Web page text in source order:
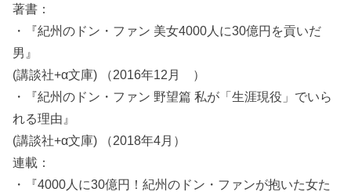
著書：
・『紀州のドン・ファン 美女4000人に30億円を貢いだ
男』
(講談社+α文庫) （2016年12月 ）
・『紀州のドン・ファン 野望篇 私が「生涯現役」でいら
れる理由』
(講談社+α文庫) （2018年4月）
連載：
・『4000人に30億円！紀州のドン・ファンが抱いた女た